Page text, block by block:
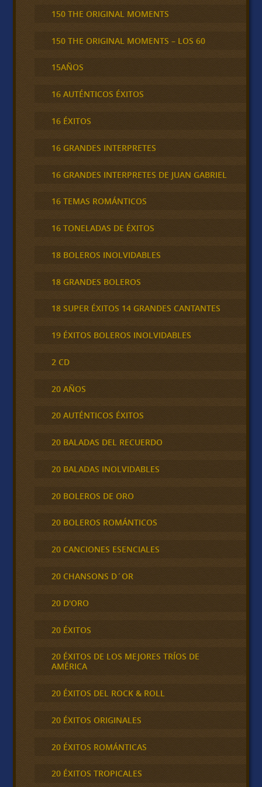
150 THE ORIGINAL MOMENTS
150 THE ORIGINAL MOMENTS – LOS 60
15AÑOS
16 AUTÉNTICOS ÉXITOS
16 ÉXITOS
16 GRANDES INTERPRETES
16 GRANDES INTERPRETES DE JUAN GABRIEL
16 TEMAS ROMÁNTICOS
16 TONELADAS DE ÉXITOS
18 BOLEROS INOLVIDABLES
18 GRANDES BOLEROS
18 SUPER ÉXITOS 14 GRANDES CANTANTES
19 ÉXITOS BOLEROS INOLVIDABLES
2 CD
20 AÑOS
20 AUTÉNTICOS ÉXITOS
20 BALADAS DEL RECUERDO
20 BALADAS INOLVIDABLES
20 BOLEROS DE ORO
20 BOLEROS ROMÁNTICOS
20 CANCIONES ESENCIALES
20 CHANSONS D´OR
20 D'ORO
20 ÉXITOS
20 ÉXITOS DE LOS MEJORES TRÍOS DE
AMÉRICA
20 ÉXITOS DEL ROCK & ROLL
20 ÉXITOS ORIGINALES
20 ÉXITOS ROMÁNTICAS
20 ÉXITOS TROPICALES